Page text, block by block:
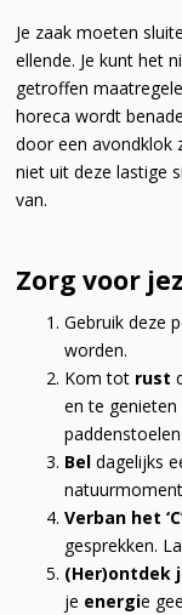
Je zaak moeten
ellende. Je kunt het
getroffen
horeca wordt
door een avondklok
niet uit deze lastige
van.
Zorg voor
Gebruik deze
worden.
Kom tot rust
en te
Bel dagelijks
Verban het
gesprekken.
(Her)ontdek
je energie